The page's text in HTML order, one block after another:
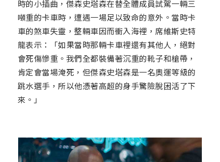
時的小插曲，傑森史塔森在替全體成員試駕一輛三
噸重的卡車時，遭遇一場足以致命的意外。當時卡
車的煞車失靈，整輛車因而衝入海裡，席維斯史特
龍表示：「如果當時那輛卡車裡還有其他人，絕對
會死傷慘重。我們全都裝備著沉重的靴子和槍帶，
肯定會當場淹死，但傑森史塔森是一名奧運等級的
跳水選手，所以他憑著高超的身手驚險脫困活了下
來。」